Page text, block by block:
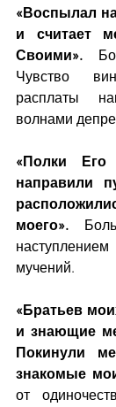
«Воспылал
и считает
Своими».
Чувство
расплаты
волнами
«Полки
направили
моего».
мучений.
«Братьев
и знающие
Покинули
знакомые
от